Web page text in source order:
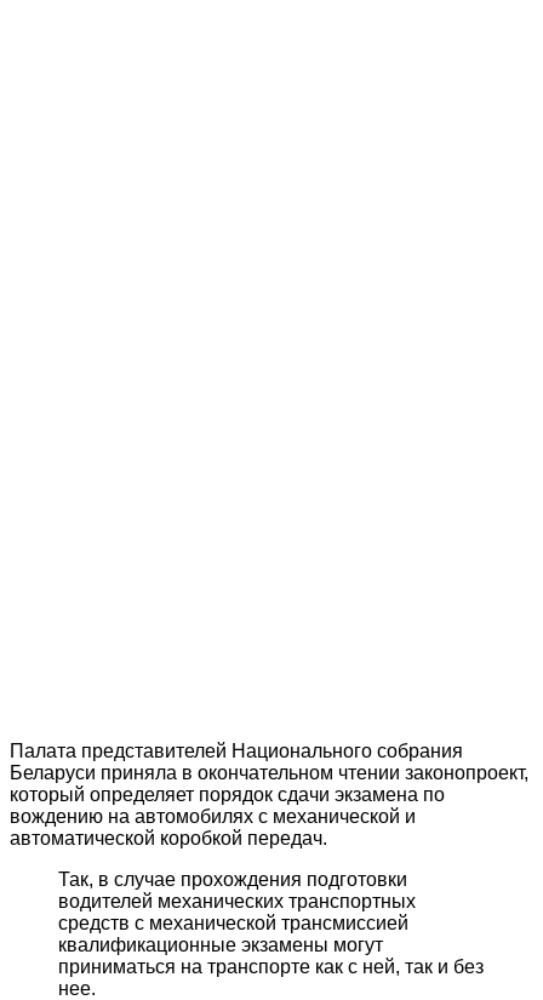
Палата представителей Национального собрания
Беларуси приняла в окончательном чтении законопроект,
который определяет порядок сдачи экзамена по
вождению на автомобилях с механической и
автоматической коробкой передач.
Так, в случае прохождения подготовки
водителей механических транспортных
средств с механической трансмиссией
квалификационные экзамены могут
приниматься на транспорте как с ней, так и без
нее.